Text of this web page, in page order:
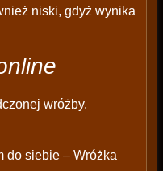
niski, gdyż wynika
wróżby.
do siebie – Wróżka